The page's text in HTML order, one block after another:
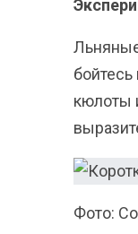
кюлоты
Фото: